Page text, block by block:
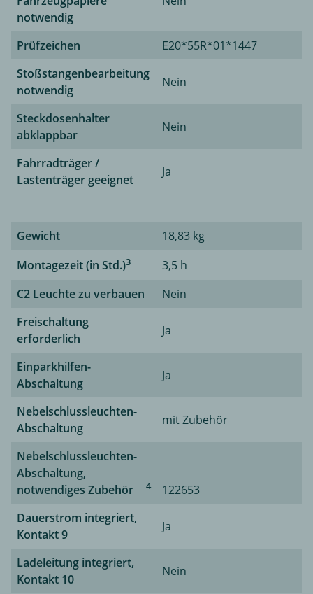
notwendig
Prüfzeichen
E20*55R*01*1447
Stoßstangenbearbeitung
notwendig
Nein
Steckdosenhalter
abklappbar
Nein
Fahrradträger /
Lastenträger geeignet
Ja
Gewicht
18,83 kg
Montagezeit (in Std.)3
3,5 h
C2 Leuchte zu verbauen
Nein
Freischaltung
erforderlich
Ja
Einparkhilfen-
Abschaltung
Ja
Nebelschlussleuchten-
Abschaltung
mit Zubehör
Nebelschlussleuchten-
Abschaltung,
notwendiges Zubehör
4
122653
Dauerstrom integriert,
Kontakt 9
Ja
Ladeleitung integriert,
Kontakt 10
Nein